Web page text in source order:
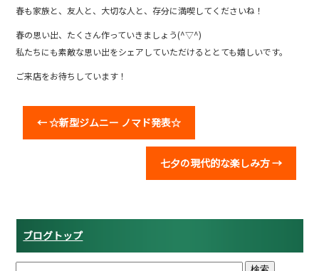
春も家族と、友人と、大切な人と、存分に満喫してくださいね！
春の思い出、たくさん作っていきましょう(^▽^)
私たちにも素敵な思い出をシェアしていただけるととても嬉しいです。
ご来店をお待ちしています！
←☆新型ジムニー ノマド発表☆
七夕の現代的な楽しみ方→
ブログトップ